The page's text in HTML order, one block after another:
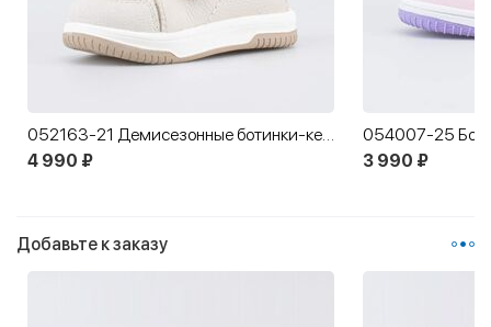
052163-21 Демисезонные ботинки-кеды Котенок
4 990 ₽
3 990 ₽
Добавьте к заказу